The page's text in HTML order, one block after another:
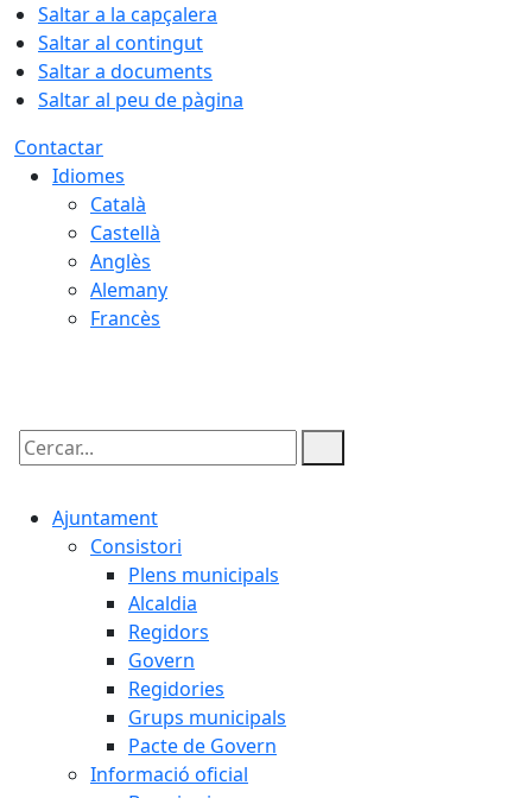
Saltar a la capçalera
Saltar al contingut
Saltar a documents
Saltar al peu de pàgina
Contactar
Idiomes
Català
Castellà
Anglès
Alemany
Francès
Cercar:
Ajuntament
Consistori
Plens municipals
Alcaldia
Regidors
Govern
Regidories
Grups municipals
Pacte de Govern
Informació oficial